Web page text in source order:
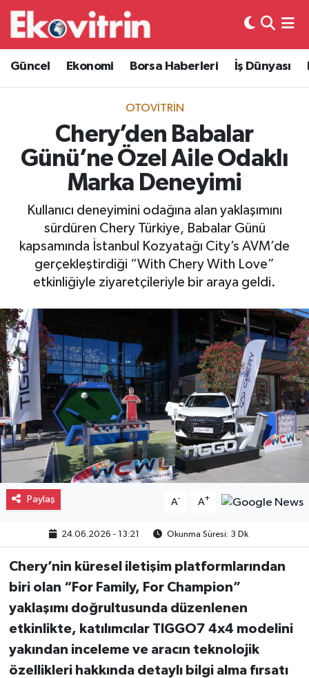
Güncel Ekonomi Borsa Haberleri İş Dünyası
OTOVITRIN
Chery’den Babalar
Günü’ne Özel Aile Odaklı
Marka Deneyimi
Kullanıcı deneyimini odağına alan yaklaşımını
sürdüren Chery Türkiye, Babalar Günü
kapsamında İstanbul Kozyatağı City’s AVM’de
gerçekleştirdiği “With Chery With Love”
etkinliğiyle ziyaretçileriyle bir araya geldi.
Paylaş A- A+
24.06.2026 - 13:21 Okunma Süresi: 3 Dk
Chery’nin küresel iletişim platformlarından
biri olan “For Family, For Champion”
yaklaşımı doğrultusunda düzenlenen
etkinlikte, katılımcılar TIGGO7 4x4 modelini
yakından inceleme ve aracın teknolojik
özellikleri hakkında detaylı bilgi alma fırsatı
Güncel
Ekonomi
Borsa Haberleri
İş Dünyası
Lojistik
Otovitrin
Asayiş
Gayrimenkul
Spor
Eğitim
Hava Durumu
Trafik Durumu
Süper Lig Puan Durumu ve Fikstür
Tüm Manşetler
Son Dakika Haberleri
Haber Arşivi